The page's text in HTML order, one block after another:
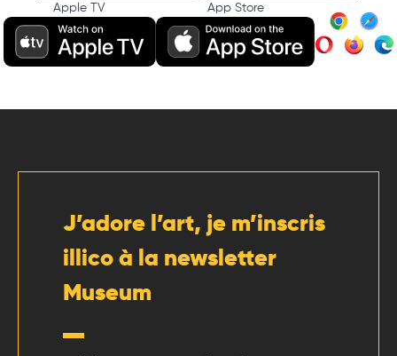
Apple TV App Store
J’adore l’art, je m’inscris
illico à la newsletter
Museum